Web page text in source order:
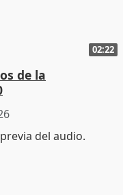
02:22
de la